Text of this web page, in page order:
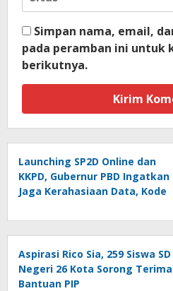
Simpan nama, email,
pada peramban ini untuk
berikutnya.
Launching SP2D Online dan
KKPD, Gubernur PBD Ingatkan
Jaga Kerahasiaan Data, Kode
Aspirasi Rico Sia, 259 Siswa SD
Negeri 26 Kota Sorong Terima
Bantuan PIP